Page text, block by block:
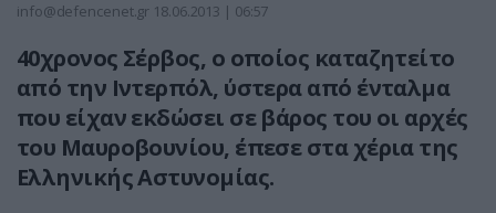
info@defencenet.gr 18.06.2013 | 06:57
40χρονος Σέρβος, ο οποίος καταζητείτο
από την Ιντερπόλ, ύστερα από ένταλμα
που είχαν εκδώσει σε βάρος του οι αρχές
του Μαυροβουνίου, έπεσε στα χέρια της
Ελληνικής Αστυνομίας.